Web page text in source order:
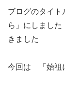
ブログのタイ
ら」にしまし
きました
今回は 「始祖